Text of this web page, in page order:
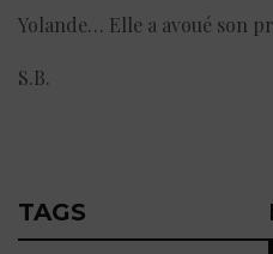
Yolande… Elle a avoué son
S.B.
TAGS